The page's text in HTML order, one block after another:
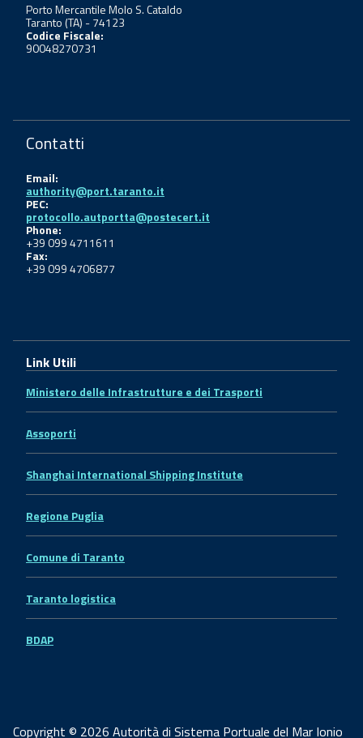
Porto Mercantile Molo S. Cataldo
Taranto (TA) - 74123
Codice Fiscale:
90048270731
Contatti
Email:
authority@port.taranto.it
PEC:
protocollo.autportta@postecert.it
Phone:
+39 099 4711611
Fax:
+39 099 4706877
Link Utili
Ministero delle Infrastrutture e dei Trasporti
Assoporti
Shanghai International Shipping Institute
Regione Puglia
Comune di Taranto
Taranto logistica
BDAP
Copyright © 2026 Autorità di Sistema Portuale del Mar Ionio